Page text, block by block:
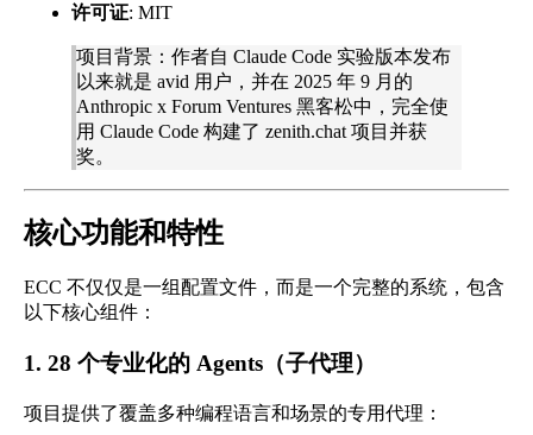
许可证: MIT
项目背景：作者自 Claude Code 实验版本发布
以来就是 avid 用户，并在 2025 年 9 月的
Anthropic x Forum Ventures 黑客松中，完全使
用 Claude Code 构建了 zenith.chat 项目并获
奖。
核心功能和特性
ECC 不仅仅是一组配置文件，而是一个完整的系统，包含
以下核心组件：
1. 28 个专业化的 Agents（子代理）
项目提供了覆盖多种编程语言和场景的专用代理：